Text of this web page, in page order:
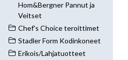
Hom&Bergner Pannut ja
Veitset
Chef's Choice teroittimet
Stadler Form Kodinkoneet
Erikois/Lahjatuotteet